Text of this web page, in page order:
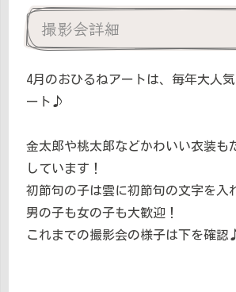
撮影会詳細
4月のおひるねアートは、毎年大人
ート♪
金太郎や桃太郎などかわいい衣装も
しています！
初節句の子は雲に初節句の文字を入
男の子も女の子も大歓迎！
これまでの撮影会の様子は下を確認